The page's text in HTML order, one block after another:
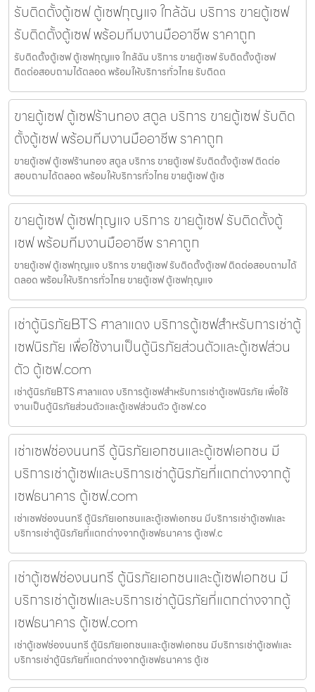
รับติดตั้งตู้เซฟ ตู้เซฟกุญแจ ใกล้ฉัน บริการ ขายตู้เซฟ
รับติดตั้งตู้เซฟ พร้อมทีมงานมืออาชีพ ราคาถูก
รับติดตั้งตู้เซฟ ตู้เซฟกุญแจ ใกล้ฉัน บริการ ขายตู้เซฟ รับติดตั้งตู้เซฟ
ติดต่อสอบถามได้ตลอด พร้อมให้บริการทั่วไทย รับติดต
ขายตู้เซฟ ตู้เซฟร้านทอง สตูล บริการ ขายตู้เซฟ รับติด
ตั้งตู้เซฟ พร้อมทีมงานมืออาชีพ ราคาถูก
ขายตู้เซฟ ตู้เซฟร้านทอง สตูล บริการ ขายตู้เซฟ รับติดตั้งตู้เซฟ ติดต่อ
สอบถามได้ตลอด พร้อมให้บริการทั่วไทย ขายตู้เซฟ ตู้เซ
ขายตู้เซฟ ตู้เซฟกุญแจ บริการ ขายตู้เซฟ รับติดตั้งตู้
เซฟ พร้อมทีมงานมืออาชีพ ราคาถูก
ขายตู้เซฟ ตู้เซฟกุญแจ บริการ ขายตู้เซฟ รับติดตั้งตู้เซฟ ติดต่อสอบถามได้
ตลอด พร้อมให้บริการทั่วไทย ขายตู้เซฟ ตู้เซฟกุญแจ
เช่าตู้นิรภัยBTS ศาลาแดง บริการตู้เซฟสำหรับการเช่าตู้
เซฟนิรภัย เพื่อใช้งานเป็นตู้นิรภัยส่วนตัวและตู้เซฟส่วน
ตัว ตู้เซฟ.com
เช่าตู้นิรภัยBTS ศาลาแดง บริการตู้เซฟสำหรับการเช่าตู้เซฟนิรภัย เพื่อใช้
งานเป็นตู้นิรภัยส่วนตัวและตู้เซฟส่วนตัว ตู้เซฟ.co
เช่าเซฟช่องนนทรี ตู้นิรภัยเอกชนและตู้เซฟเอกชน มี
บริการเช่าตู้เซฟและบริการเช่าตู้นิรภัยที่แตกต่างจากตู้
เซฟธนาคาร ตู้เซฟ.com
เช่าเซฟช่องนนทรี ตู้นิรภัยเอกชนและตู้เซฟเอกชน มีบริการเช่าตู้เซฟและ
บริการเช่าตู้นิรภัยที่แตกต่างจากตู้เซฟธนาคาร ตู้เซฟ.c
เช่าตู้เซฟช่องนนทรี ตู้นิรภัยเอกชนและตู้เซฟเอกชน มี
บริการเช่าตู้เซฟและบริการเช่าตู้นิรภัยที่แตกต่างจากตู้
เซฟธนาคาร ตู้เซฟ.com
เช่าตู้เซฟช่องนนทรี ตู้นิรภัยเอกชนและตู้เซฟเอกชน มีบริการเช่าตู้เซฟและ
บริการเช่าตู้นิรภัยที่แตกต่างจากตู้เซฟธนาคาร ตู้เซ